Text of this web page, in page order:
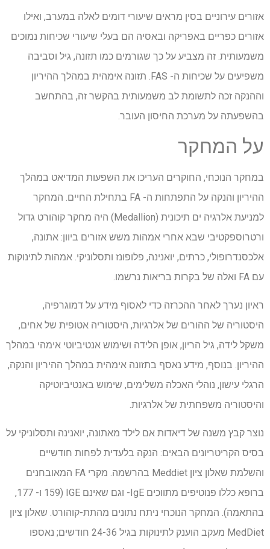
אזורים עירוניים בסין מראים שיעורי דומים לאלה במערב, ואילו
אזורים כפריים באפריקה ובאסיה הם בעלי שיעורי שכיחות נמוכים
משמעותית. זה מצביע על כך שגורמים כמו תזונה, גיל וסביבה
משפיעים על שכיחות ה- FAS. תזונה אימהית במהלך ההיריון
וההנקה זכה לתשומת לב משמעותית בהקשר זה, בהתחשב
בהשפעתה על מערכת החיסון העובר.
על המחקר
במחקר הנוכחי, החוקרים העריכו את השפעות המדיאט במהלך
ההיריון והנקה על התפתחות ה- FA בתחילת החיים. המחקר
למניעת אלרגיה ים תיכונית (Medallion) היה מחקר קוהורט גדול
ורטרוספקטיבי שבא אחרי אמהות משש אזורים ביוון: אתונה,
אלכסנדרופולי, כרתים, יואנינה, פלופונז ותסלוניקי. אמהות לתינוקות
עם FA ואלה של בקרות בריאות נרשמו.
ראיון נערך לאחר ההכרזה כדי לאסוף מידע על דמוגרפיה,
היסטוריה של ההורים של אלרגיות, היסטוריה אטופית של אחים,
משקל לידה, גיל הריון, אופן הלידה ושימוש אנטיביוטי אימהי במהלך
ההיריון. בנוסף, מידע נאסף בתזונה אימהית במהלך ההיריון והנקה,
הרגלי עישון, נוהלי האכלה משלימים, שימוש באנטיביוטיקה
והיסטוריה משפחתית של אלרגיות.
נוצר קבץ משנה של דיאדות אם לילד מאתונה, יואנינה ותסלוניקי על
בסיס הקריטריונים הבאים: הנקה בלעדית לפחות חודשיים
והשלמת שאלון ציון Meddiet בהרשמה. מקרי FA המאובחנים
ברופא כללו פנוטיפים מתווכים IgE- וגם שאינם IGE (159 ו- 177,
בהתאמה). המחקר הנוכחי ניתח נתונים מהתת-קוהורט. שאלון ציון
MedDiet מעקב הוענק לתינוקות בגיל 24-36 חודשים; נאספו